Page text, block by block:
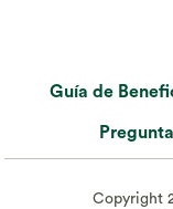
Guía de
Copyright